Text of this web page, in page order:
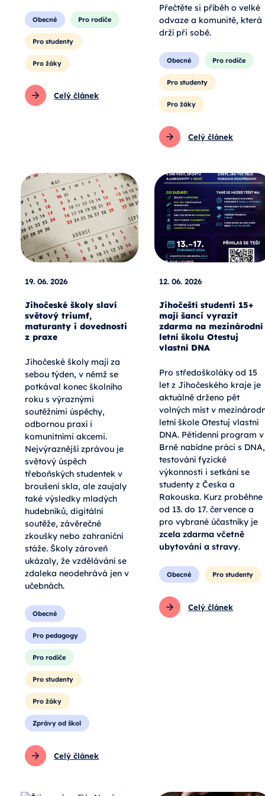
Obecné Pro rodiče
Pro studenty
Pro žáky
Celý článek
Přečtěte si příběh o velké
odvaze a komunitě, která
drží při sobě.
Obecné Pro rodiče
Pro studenty
Pro žáky
Celý článek
19. 06. 2026
Jihočeské školy slaví
světový triumf,
maturanty i dovednosti
z praxe
Jihočeské školy mají za
sebou týden, v němž se
potkával konec školního
roku s výraznými
soutěžními úspěchy,
odbornou praxí i
komunitními akcemi.
Nejvýraznější zprávou je
světový úspěch
třeboňských studentek v
broušení skla, ale zaujaly
také výsledky mladých
hudebníků, digitální
soutěže, závěrečné
zkoušky nebo zahraniční
stáže. Školy zároveň
ukázaly, že vzdělávání se
zdaleka neodehrává jen v
učebnách.
Obecné
Pro pedagogy
Pro rodiče
Pro studenty
Pro žáky
Zprávy od škol
Celý článek
12. 06. 2026
Jihočeští studenti 15+
mají šanci vyrazit
zdarma na mezinárodní
letní školu Otestuj
vlastní DNA
Pro středoškoláky od 15
let z Jihočeského kraje je
aktuálně drženo pět
volných míst v
letní škole Otestuj vlastní
DNA. Pětidenní program v
Brně nabídne práci s DNA,
testování fyzické
výkonnosti i setkání se
studenty z Česka a
Rakouska. Kurz proběhne
od 13. do 17. července a
pro vybrané účastníky je
zcela zdarma včetně
ubytování a stravy.
Obecné Pro studenty
Celý článek